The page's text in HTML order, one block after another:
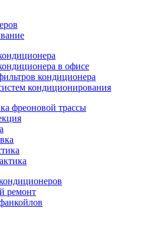
в офисе
кондиционера
кондиционирования
фреоновой трассы
ремонт